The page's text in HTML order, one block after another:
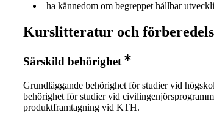
ha kännedom om begreppet hållbar
Kurslitteratur och
Särskild behörighet
Grundläggande behörighet för studier vid
behörighet för studier vid
produktframtagning vid KTH.